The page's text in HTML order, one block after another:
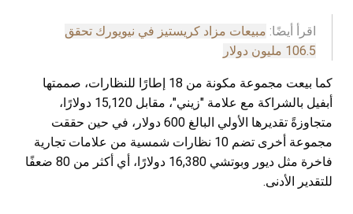
اقرأ أيضًا: مبيعات مزاد كريستيز في نيويورك تحقق
106.5 مليون دولار
كما بيعت مجموعة مكونة من 18 إطارًا للنظارات، صممتها
أبفيل بالشراكة مع علامة "زيني"، مقابل 15,120 دولارًا،
متجاوزةً تقديرها الأولي البالغ 600 دولار، في حين حققت
مجموعة أخرى تضم 10 نظارات شمسية من علامات تجارية
فاخرة مثل ديور وبوتشي 16,380 دولارًا، أي أكثر من 80 ضعفًا
للتقدير الأدنى.